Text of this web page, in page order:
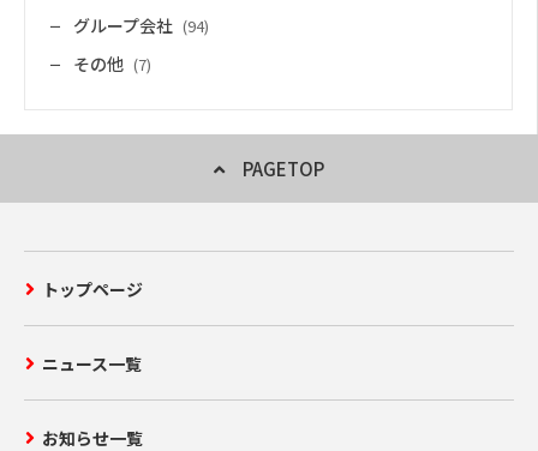
グループ会社 (94)
その他 (7)
PAGETOP
トップページ
ニュース一覧
お知らせ一覧